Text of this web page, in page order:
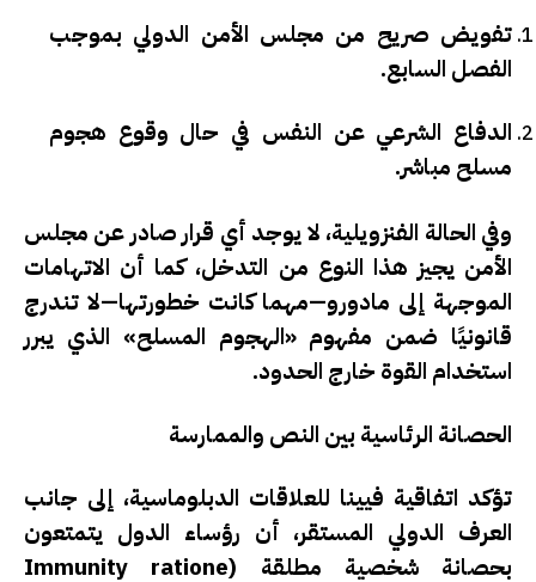
تفويض صريح من مجلس الأمن الدولي بموجب
الفصل السابع.
الدفاع الشرعي عن النفس في حال وقوع هجوم
مسلح مباشر.
وفي الحالة الفنزويلية، لا يوجد أي قرار صادر عن مجلس
الأمن يجيز هذا النوع من التدخل، كما أن الاتهامات
الموجهة إلى مادورو—مهما كانت خطورتها—لا تندرج
قانونيًا ضمن مفهوم «الهجوم المسلح» الذي يبرر
استخدام القوة خارج الحدود.
الحصانة الرئاسية بين النص والممارسة
تؤكد اتفاقية فيينا للعلاقات الدبلوماسية، إلى جانب
العرف الدولي المستقر، أن رؤساء الدول يتمتعون
بحصانة شخصية مطلقة (Immunity ratione